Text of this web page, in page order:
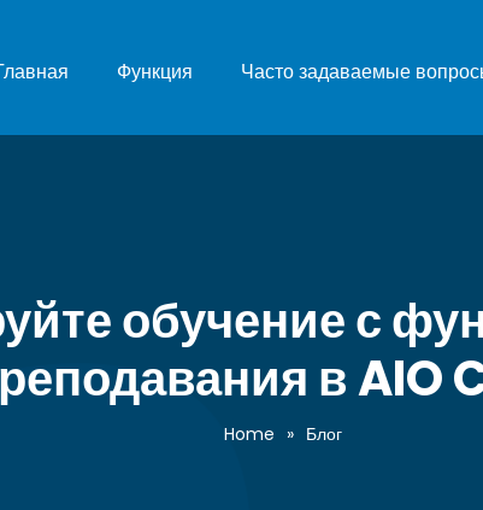
Функция Часто задаваемые
обучение с
в AIO
Home » Блог